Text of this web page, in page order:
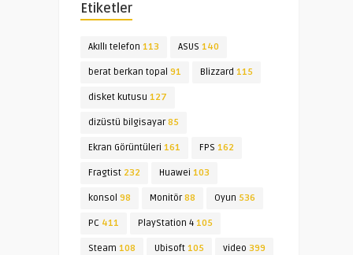
Etiketler
Akıllı telefon 113 ASUS 140
berat berkan topal 91 Blizzard 115
disket kutusu 127
dizüstü bilgisayar85
Ekran Görüntüleri 161 FPS 162
Fragtist 232 Huawei 103
konsol 98 Monitör88 Oyun 536
PC 411 PlayStation 4 105
Steam 108 Ubisoft 105 video 399